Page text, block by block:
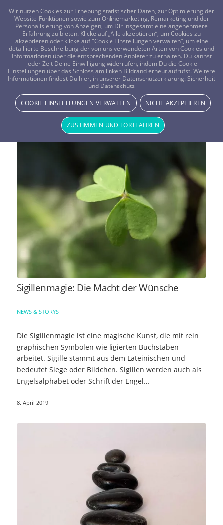
FRAGEN? KOSTENLOS ANRUFEN: 0800-8478266
Schlagwortarchiv für:
Meditation
Sigillenmagie: Die Macht der Wünsche
NEWS & STORYS
Die Sigillenmagie ist eine magische Kunst, die mit rein
graphischen Symbolen wie ligierten Buchstaben
arbeitet. Sigille stammt aus dem Lateinischen und
bedeutet Siege oder Bildchen. Sigillen werden auch als
Engelsalphabet oder Schrift der Engel…
8. April 2019
Wir nutzen Cookies zur Erhebung statistischer Daten, zur Optimierung der
Website-Funktionen sowie zum Onlinemarketing, Remarketing und der
Personalisierung von Anzeigen, um Dir insgesamt eine angenehmere
Erfahrung zu bieten. Klicke auf „Alle akzeptieren“, um Cookies zu
akzeptieren oder klicke auf "Cookie Einstellungen verwalten“, um eine
detaillierte Beschreibung der von uns verwendeten Arten von Cookies und
Informationen über die entsprechenden Anbieter zu erhalten. Du kannst
jeder Zeit Deine Einwilligung widerrufen, indem Du die Cookie
Einstellungen über das Schloss am linken Bildrand erneut aufrufst. Weitere
Informationen findest Du hier, in unserer Datenschutzerklärung: Sicherheit
und Datenschutz
COOKIE EINSTELLUNGEN VERWALTEN NICHT AKZEPTIEREN
ZUSTIMMEN UND FORTFAHREN